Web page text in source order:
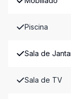
Piscina
Sala de
Sala de TV